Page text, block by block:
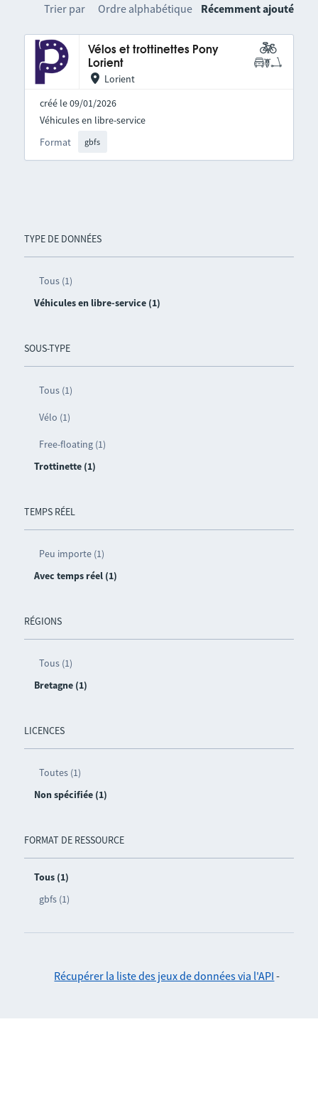
TYPE DE DONNÉES
Tous (1)
Véhicules en libre-service (1)
SOUS-TYPE
Tous (1)
Vélo (1)
Free-floating (1)
Trottinette (1)
TEMPS RÉEL
Peu importe (1)
Avec temps réel (1)
RÉGIONS
Tous (1)
Bretagne (1)
LICENCES
Toutes (1)
Non spécifiée (1)
FORMAT DE RESSOURCE
Tous (1)
gbfs (1)
Trier par Ordre alphabétique Récemment ajouté
Vélos et trottinettes Pony
Lorient
Lorient
créé le 09/01/2026
Format gbfs
Véhicules en libre-service
Récupérer la liste des jeux de données via l'API -